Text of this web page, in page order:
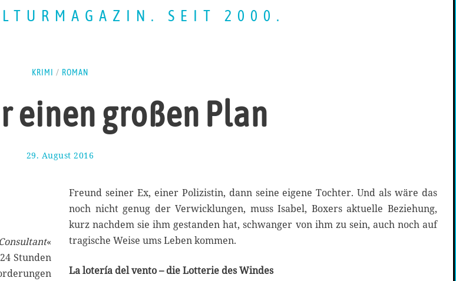
SEIT 2000.
KRIMI / ROMAN
einen großen Plan
29. August 2016
A
g
u
s
0
«
Stunden
Freund seiner Ex, einer Polizistin, dann seine eigene Tochter. Und als wäre das
noch nicht genug der Verwicklungen, muss Isabel, Boxers aktuelle Beziehung,
kurz nachdem sie ihm gestanden hat, schwanger von ihm zu sein, auch noch auf
tragische Weise ums Leben kommen.
La lotería del vento – die Lotterie des Windes